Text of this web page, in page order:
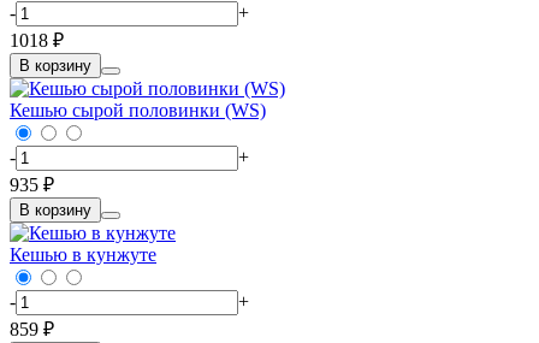
-
+
1018 ₽
В корзину
Кешью сырой половинки (WS)
-
+
935 ₽
В корзину
Кешью в кунжуте
-
+
859 ₽